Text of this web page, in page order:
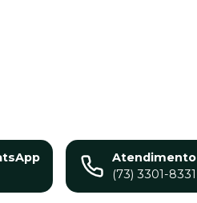
Atendimento
(73) 3301-8331